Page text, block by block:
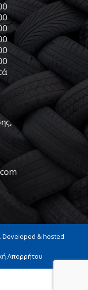
Developed & hosted
Απορρήτου